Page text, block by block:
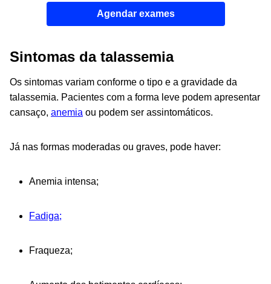
Agendar exames
Sintomas da talassemia
Os sintomas variam conforme o tipo e a gravidade da
talassemia. Pacientes com a forma leve podem apresentar
cansaço, anemia ou podem ser assintomáticos.
Já nas formas moderadas ou graves, pode haver:
Anemia intensa;
Fadiga;
Fraqueza;